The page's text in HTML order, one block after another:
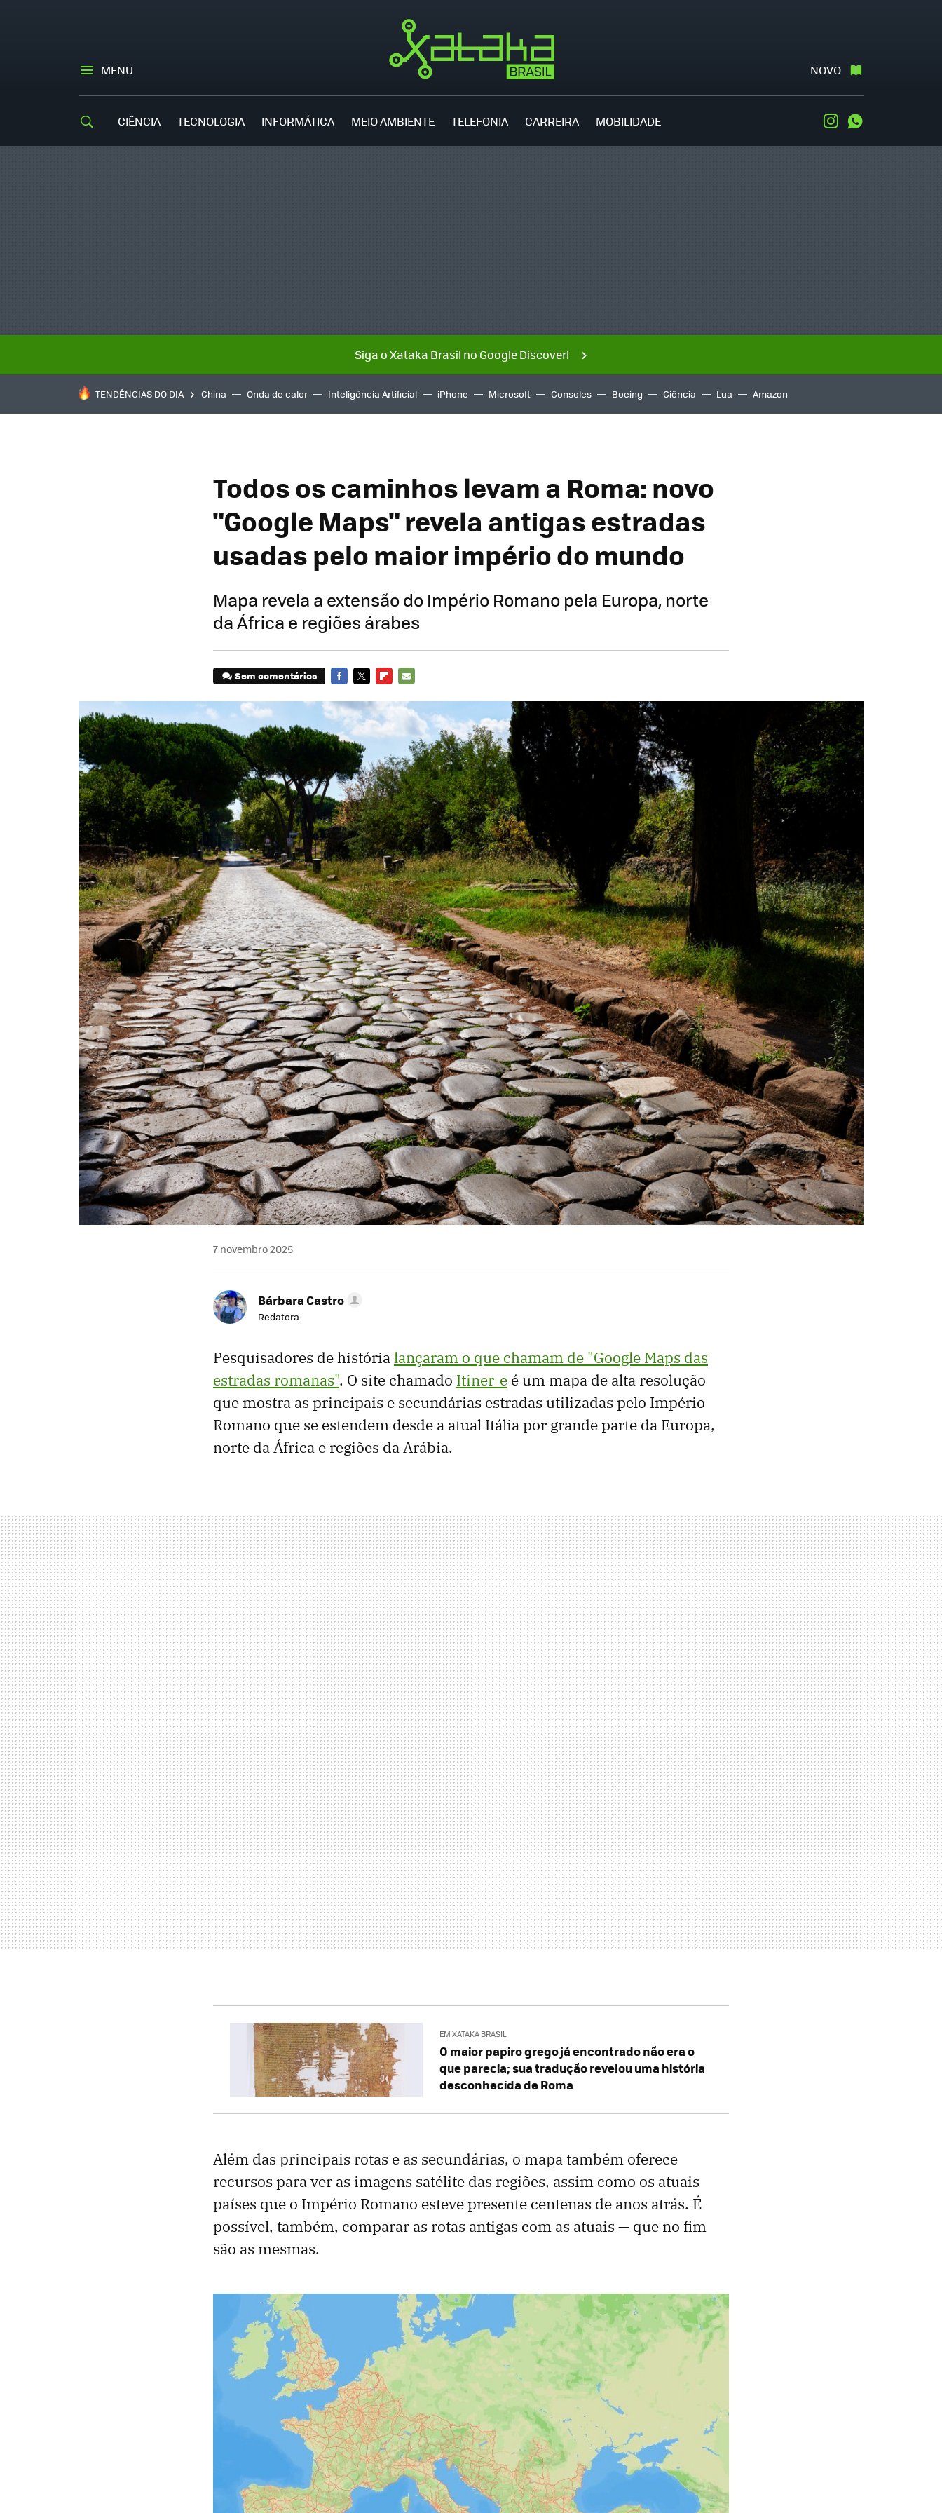
MENU NOVO
CIÊNCIA TECNOLOGIA INFORMÁTICA MEIO AMBIENTE TELEFONIA CARREIRA MOBILIDADE Instagram
Siga o Xataka Brasil no Google Discover!
TENDÊNCIAS DO DIA China Onda de calor Inteligência Artificial iPhone Microsoft Consoles Boeing Ciência Lua Amazon
Todos os caminhos levam a Roma: novo
"Google Maps" revela antigas estradas
usadas pelo maior império do mundo
Mapa revela a extensão do Império Romano pela Europa, norte
da África e regiões árabes
Sem comentários
MAIL
7 novembro 2025
Bárbara Castro
Redatora
Pesquisadores de histórialançaram o que chamam de "Google Maps das
estradas romanas". O site chamado Itiner-e é um mapa de alta resolução
que mostra as principais e secundárias estradas utilizadas pelo Império
Romano que se estendem desde a atual Itália por grande parte da Europa,
norte da África e regiões da Arábia.
EM XATAKA BRASIL
O maior papiro grego já encontrado não era o
que parecia; sua tradução revelou uma história
desconhecida de Roma
Além das principais rotas e as secundárias, o mapa também oferece
recursos para ver as imagens satélite das regiões, assim como os atuais
países que o Império Romano esteve presente centenas de anos atrás. É
possível, também, comparar as rotas antigas com as atuais — que no fim
são as mesmas.